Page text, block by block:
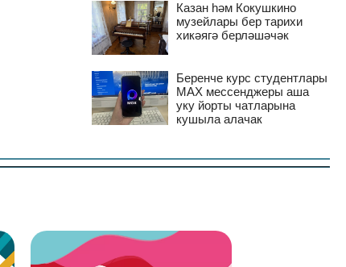
Казан һәм Кокушкино
музейлары бер тарихи
хикәягә берләшәчәк
Беренче курс студентлары
MAX мессенджеры аша
уку йорты чатларына
кушыла алачак